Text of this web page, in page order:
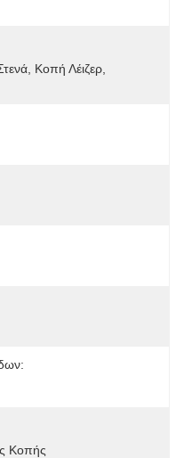
Κοπή Λέιζερ,
Κοπής